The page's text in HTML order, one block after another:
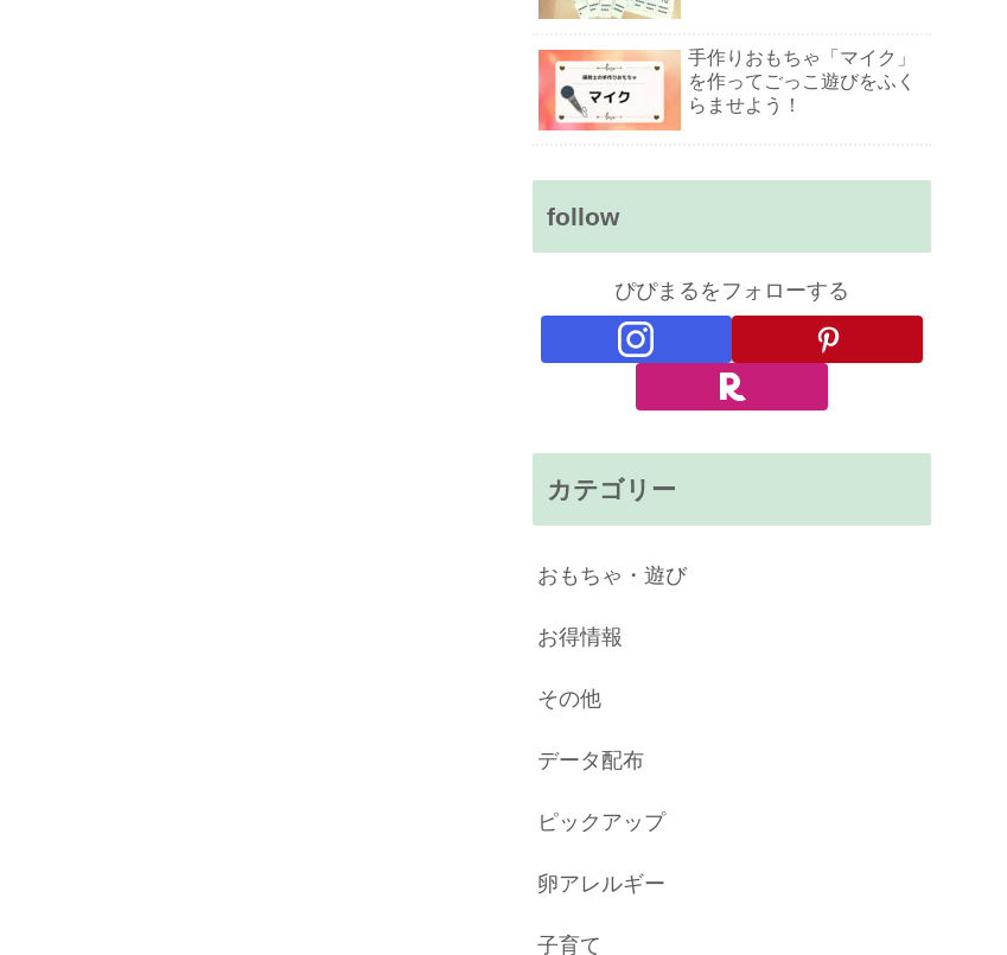
手作りおもちゃ「マイク」
を作ってごっこ遊びをふく
らませよう！
follow
ぴぴまるをフォローする
カテゴリー
おもちゃ・遊び
お得情報
その他
データ配布
ピックアップ
卵アレルギー
子育て